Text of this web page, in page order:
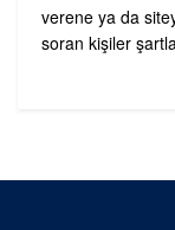
verene ya da
soran kişiler